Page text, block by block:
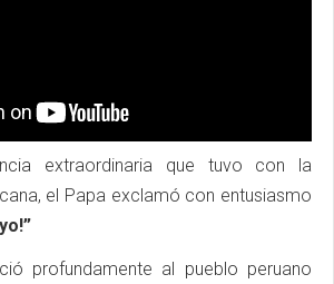
extraordinaria que tuvo con la
el Papa exclamó con entusiasmo
profundamente al pueblo peruano